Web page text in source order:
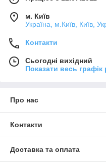
м. Київ
Україна, м.Київ, Київ,
Контакти
Сьогодні вихідний
Показати весь графік
Про нас
Контакти
Доставка та оплата